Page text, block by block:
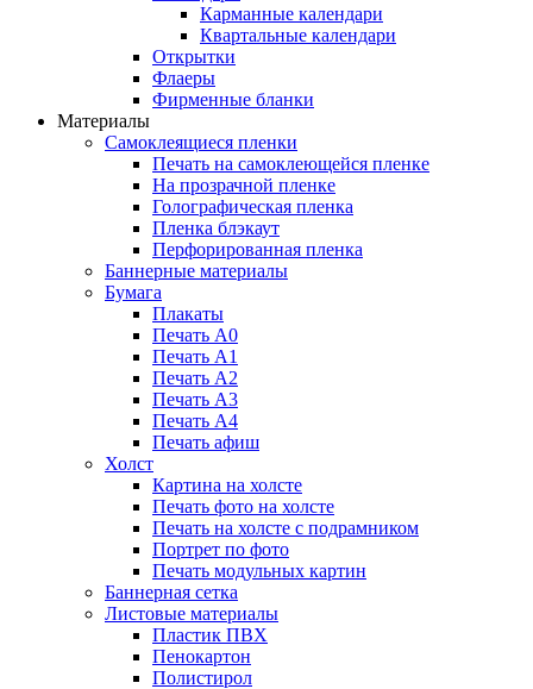
Карманные календари
Квартальные календари
Открытки
Флаеры
Фирменные бланки
Материалы
Самоклеящиеся пленки
Печать на самоклеющейся пленке
На прозрачной пленке
Голографическая пленка
Пленка блэкаут
Перфорированная пленка
Баннерные материалы
Бумага
Плакаты
Печать А0
Печать А1
Печать А2
Печать А3
Печать А4
Печать афиш
Холст
Картина на холсте
Печать фото на холсте
Печать на холсте с подрамником
Портрет по фото
Печать модульных картин
Баннерная сетка
Листовые материалы
Пластик ПВХ
Пенокартон
Полистирол